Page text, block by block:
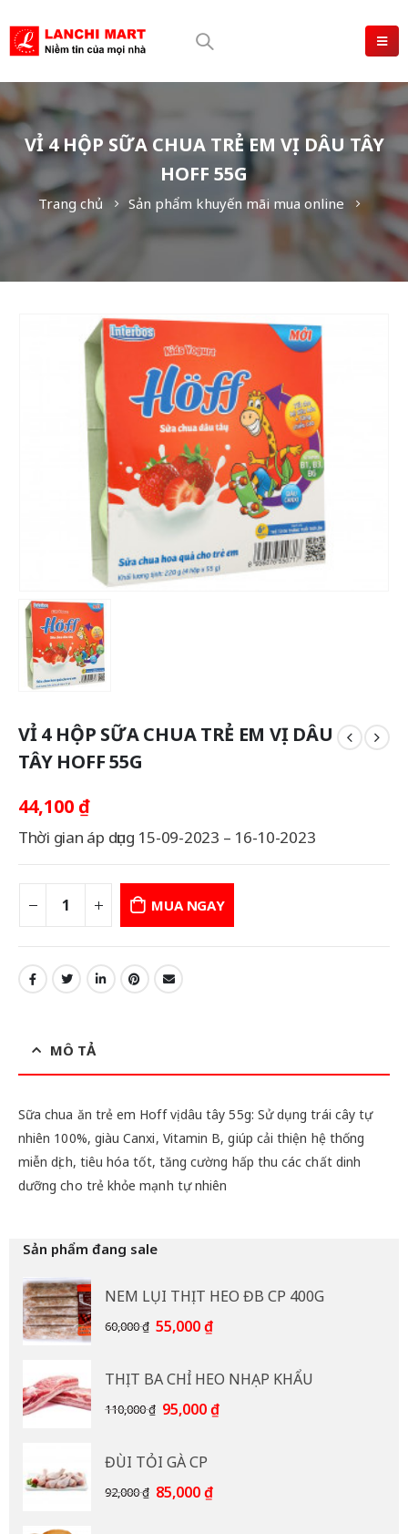
VỈ 4 HỘP SỮA CHUA TRẺ EM VỊ DÂU TÂY
HOFF 55G
Trang chủ Sản phẩm khuyến mãi mua online
VỈ 4 HỘP SỮA CHUA TRẺ EM VỊ DÂU
TÂY HOFF 55G
44,100 ₫
Thời gian áp dụng 15-09-2023 – 16-10-2023
MUA NGAY
MÔ TẢ
Sữa chua ăn trẻ em Hoff vị dâu tây 55g: Sử dụng trái cây tự
nhiên 100%, giàu Canxi, Vitamin B, giúp cải thiện hệ thống
miễn dịch, tiêu hóa tốt, tăng cường hấp thu các chất dinh
dưỡng cho trẻ khỏe mạnh tự nhiên
Sản phẩm đang sale
NEM LỤI THỊT HEO ĐB CP 400G
60,000₫ Giá
60,000 ₫.
55,000₫Giá
là:
55,000 ₫.
THỊT BA CHỈ HEO NHẠP KHẨU
110,000₫ Giá
110,000 ₫.
95,000₫Giá
ĐÙI TỎI GÀ CP
92,000₫ Giá
85,000₫Giá